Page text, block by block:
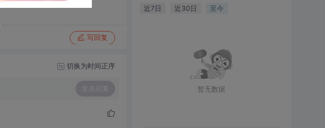
写回复
切换为时间正序
发表回复
近7日 近30日 至今
暂无数据